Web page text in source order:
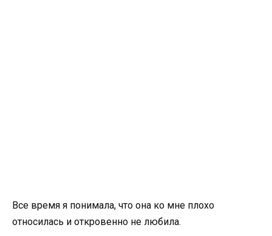
Все время я понимала, что она ко мне плохо
относилась и откровенно не любила.